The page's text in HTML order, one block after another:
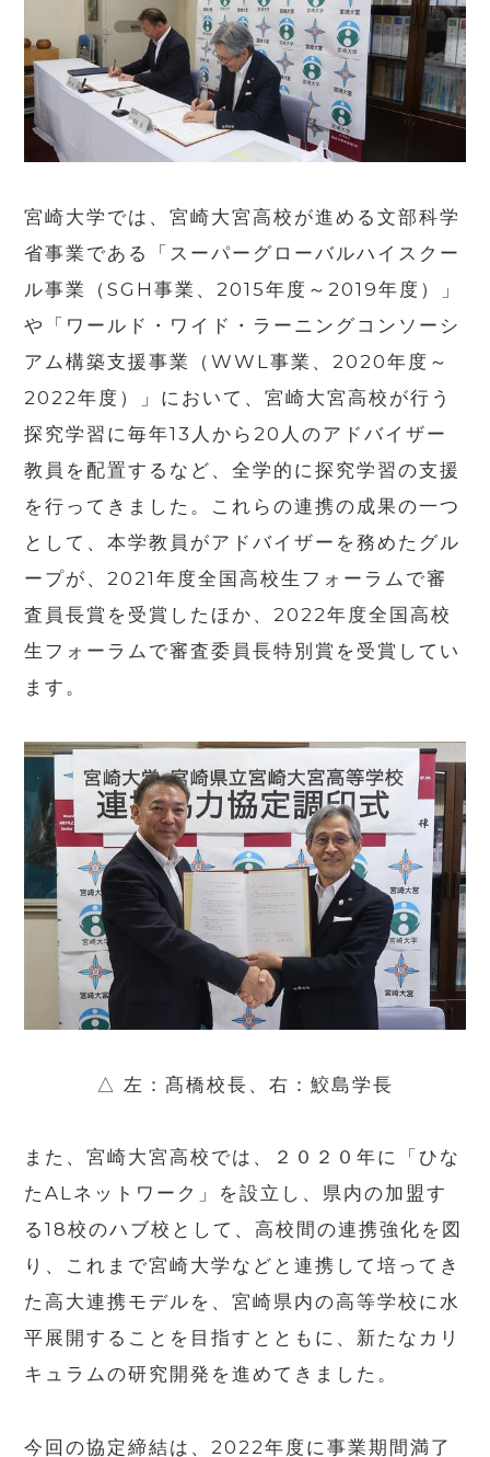
宮崎大学では、宮崎大宮高校が進める文部科学
省事業である「スーパーグローバルハイスクー
ル事業（SGH事業、 2015年度～ 2019年度）」
や「ワールド・ワイド・ラーニングコンソーシ
アム構築支援事業（WWL事業、 2020年度～
2022年度）」において、宮崎大宮高校が行う
探究学習に毎年13 人から 20 人のアドバイザー
教員を配置するなど、全学的に探究学習の支援
を行ってきました。これらの連携の成果の一つ
として、本学教員がアドバイザーを務めたグル
ープが、 2021年度全国高校生フォーラムで審
査員長賞を受賞したほか、 2022年度全国高校
生フォーラムで審査委員長特別賞を受賞してい
ます。
△ 左：髙橋校長、右：鮫島学長
また、宮崎大宮高校では、２０２０年に「ひな
たALネットワーク」を設立し、県内の加盟す
る18校のハブ校として、高校間の連携強化を図
り、これまで宮崎大学などと連携して培ってき
た高大連携モデルを、宮崎県内の高等学校に水
平展開することを目指すとともに、新たなカリ
キュラムの研究開発を進めてきました。
今回の協定締結は、 2022年度に事業期間満了